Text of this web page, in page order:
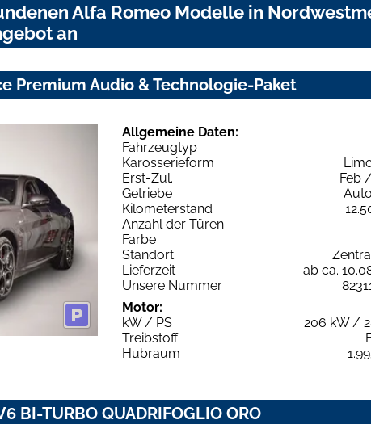
Alfa Romeo Modelle in
an
Premium Audio & Technologie-Paket
Allgemeine Daten:
Fahrzeugtyp
Karosserieform
Erst-Zul.
Feb
Getriebe
Kilometerstand
Anzahl der Türen
Farbe
Standort
Lieferzeit
ab ca.
Unsere Nummer
Motor:
kW / PS
206 kW /
Treibstoff
Hubraum
BI-TURBO QUADRIFOGLIO ORO